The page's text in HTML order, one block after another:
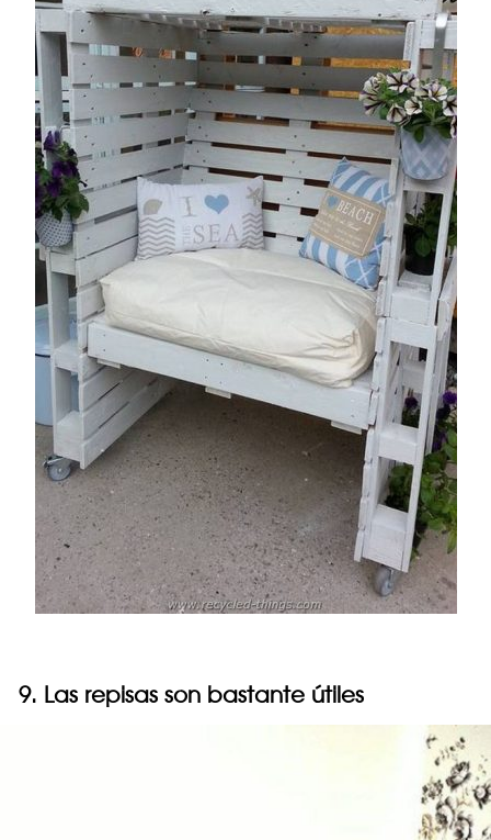
9. Las repisas son bastante útiles